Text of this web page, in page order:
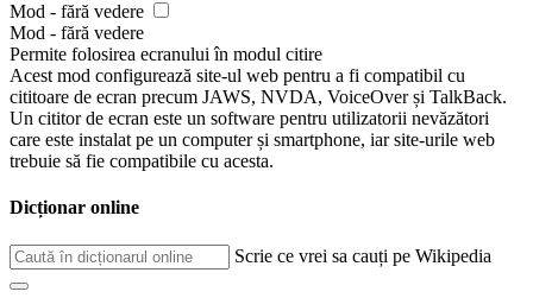
Mod - fără vedere
Mod - fără vedere
Permite folosirea ecranului în modul citire
Acest mod configurează site-ul web pentru a fi compatibil cu
cititoare de ecran precum JAWS, NVDA, VoiceOver și TalkBack.
Un cititor de ecran este un software pentru utilizatorii nevăzători
care este instalat pe un computer și smartphone, iar site-urile web
trebuie să fie compatibile cu acesta.
Dicționar online
Scrie ce vrei sa cauți pe Wikipedia